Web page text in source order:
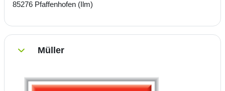
85276 Pfaffenhofen (Ilm)
EinklappenMüller